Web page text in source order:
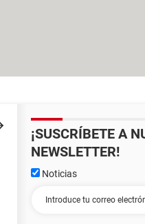
¡SUSCRÍBETE A
NEWSLETTER!
Noticias